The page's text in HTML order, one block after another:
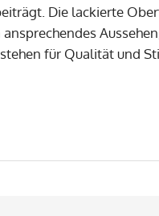
Die lackierte
für Qualität und